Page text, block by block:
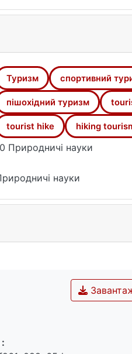
спорядження. Також
час походу. Робота
для майбутніх
пішохідних
Туризм спортивний
пішохідний туризм
tourist hike hiking
Природничі науки
науки